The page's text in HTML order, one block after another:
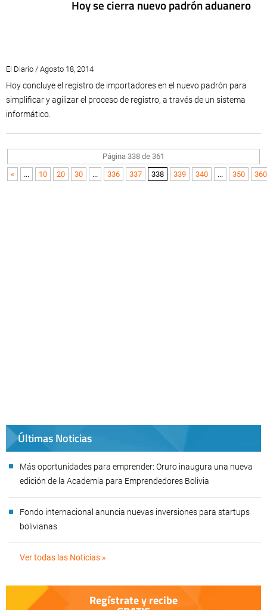
Hoy se cierra nuevo padrón aduanero
El Diario / Agosto 18, 2014
Hoy concluye el registro de importadores en el nuevo padrón para
simplificar y agilizar el proceso de registro, a través de un sistema
informático.
Página 338 de 361
«
... 10 20 30 ... 336 337 338 339 340 ... 350 360
Últimas Noticias
Más oportunidades para emprender: Oruro inaugura una nueva
edición de la Academia para Emprendedores Bolivia
Fondo internacional anuncia nuevas inversiones para startups
bolivianas
Ver todas las Noticias »
Regístrate y recibe